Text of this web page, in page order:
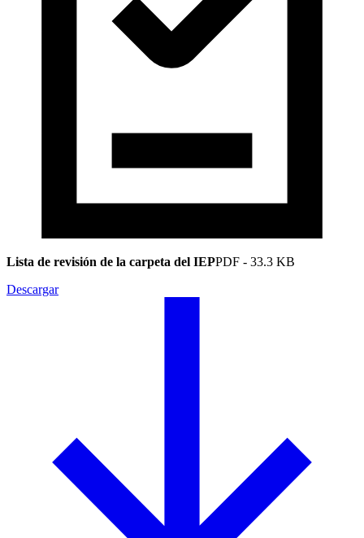
Lista de revisión de la carpeta del IEPPDF - 33.3 KB
Descargar